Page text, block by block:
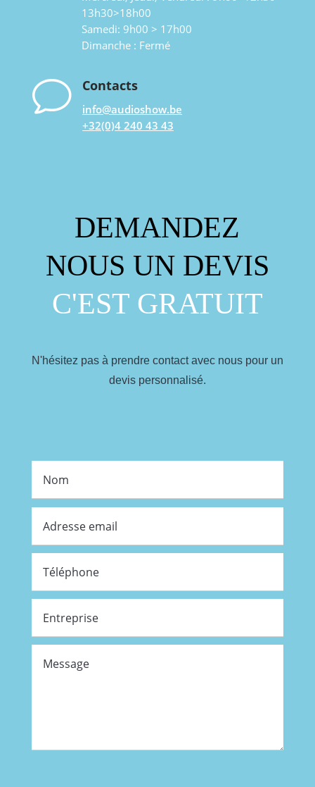
13h30>18h00
Samedi: 9h00 > 17h00
Dimanche : Fermé
v Contacts
info@audioshow.be
+32(0)4 240 43 43
DEMANDEZ
NOUS UN DEVIS
C'EST GRATUIT
N'hésitez pas à prendre contact avec nous pour un
devis personnalisé.